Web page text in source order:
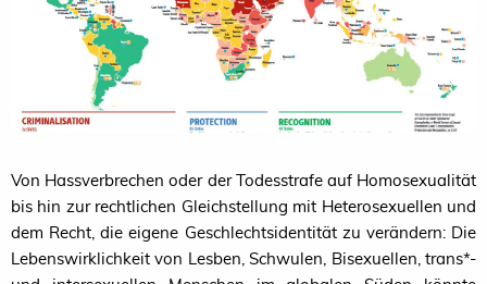
Von Hassverbrechen oder der Todesstrafe auf Homosexualität
bis hin zur rechtlichen Gleichstellung mit Heterosexuellen und
dem Recht, die eigene Geschlechtsidentität zu verändern: Die
Lebenswirklichkeit von Lesben, Schwulen, Bisexuellen, trans*-